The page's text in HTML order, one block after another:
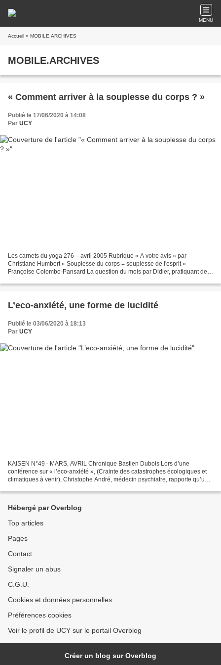
MENU
Accueil » MOBILE.ARCHIVES
MOBILE.ARCHIVES
« Comment arriver à la souplesse du corps ? »
Publié le 17/06/2020 à 14:08
Par UCY
Les carnets du yoga 276 – avril 2005 Rubrique « A votre avis » par
Christiane Humbert « Souplesse du corps = souplesse de l'esprit »
Françoise Colombo-Pansard La question du mois par Didier, pratiquant de
L’eco-anxiété, une forme de lucidité
Publié le 03/06/2020 à 18:13
Par UCY
KAISEN N°49 - MARS, AVRIL Chronique Bastien Dubois Lors d’une
conférence sur « l’éco-anxiété », (Crainte des catastrophes écologiques et
climatiques à venir), Christophe André, médecin psychiatre, rapporte qu’une
Hébergé par Overblog
Top articles
Pages
Contact
Signaler un abus
C.G.U.
Cookies et données personnelles
Préférences cookies
Voir le profil de UCY sur le portail Overblog
Créer un blog sur Overblog